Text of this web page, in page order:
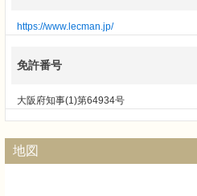
https://www.lecman.jp/
免許番号
大阪府知事(1)第64934号
地図